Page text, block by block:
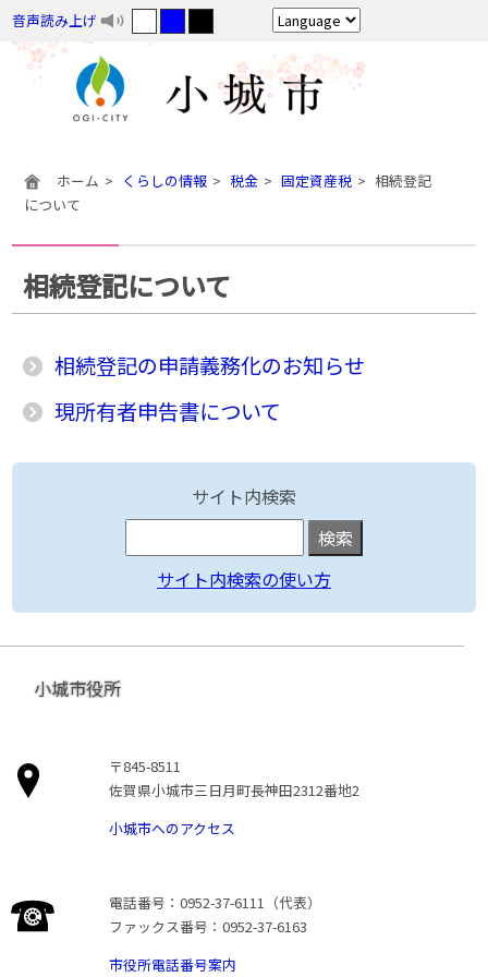
音声読み上げ
ホーム くらしの情報 税金 固定資産税
相続登記
について
相続登記について
相続登記の申請義務化のお知らせ
現所有者申告書について
サイト内検索
サイト内検索の使い方
小城市役所
〒845-8511
佐賀県小城市三日月町長神田2312番地2
小城市へのアクセス
電話番号：0952-37-6111（代表）
ファックス番号：0952-37-6163
市役所電話番号案内